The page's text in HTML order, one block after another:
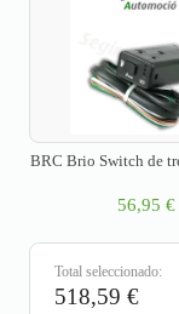
BRC Brio Switch de
56,95 €
Total seleccionado:
518,59 €